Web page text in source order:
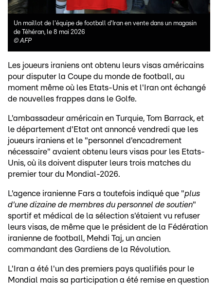
Un maillot de l'équipe de football d'Iran en vente dans un magasin
de Téhéran, le 8 mai 2026
©AFP
Les joueurs iraniens ont obtenu leurs visas américains
pour disputer la Coupe du monde de football, au
moment même où les Etats-Unis et l'Iran ont échangé
de nouvelles frappes dans le Golfe.
L'ambassadeur américain en Turquie, Tom Barrack, et
le département d'Etat ont annoncé vendredi que les
joueurs iraniens et le "personnel d'encadrement
nécessaire" avaient obtenu leurs visas pour les Etats-
Unis, où ils doivent disputer leurs trois matches du
premier tour du Mondial-2026.
L'agence iranienne Fars a toutefois indiqué que "plus
d'une dizaine de membres du personnel de soutien"
sportif et médical de la sélection s'étaient vu refuser
leurs visas, de même que le président de la Fédération
iranienne de football, Mehdi Taj, un ancien
commandant des Gardiens de la Révolution.
L'Iran a été l'un des premiers pays qualifiés pour le
Mondial mais sa participation a été remise en question